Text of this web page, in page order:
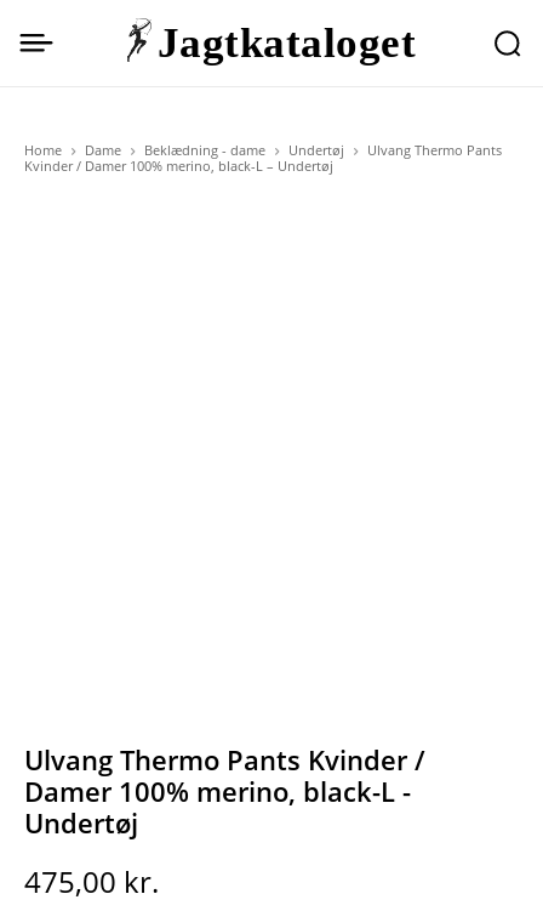
Jagtkataloget
Home Dame Beklædning - dame Undertøj
Ulvang Thermo Pants
Kvinder / Damer 100% merino, black-L – Undertøj
Ulvang Thermo Pants Kvinder /
Damer 100% merino, black-L -
Undertøj
475,00 kr.